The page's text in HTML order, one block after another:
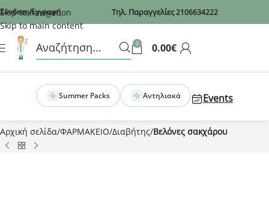
Recaptcha
Skip to navigation
Skip to main content
Σύνδεση/Εγγραφή Τηλ. Παραγγελίες2106634222
0 0.00€
Summer Packs Αντηλιακά Events
Αρχική σελίδα ΦΑΡΜΑΚΕΙΟ Διαβήτης Βελόνες σακχάρου